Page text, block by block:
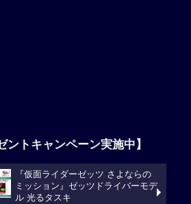
ントキャンペーン実施中】
『仮面ライダーゼッツ さよならの
ミッション』ゼッツドライバーモデ
ル 光るタスキ